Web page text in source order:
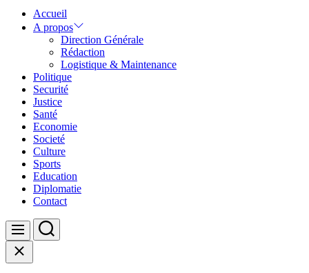
Accueil
A propos
Direction Générale
Rédaction
Logistique & Maintenance
Politique
Securité
Justice
Santé
Economie
Societé
Culture
Sports
Education
Diplomatie
Contact
Menu Search
Close